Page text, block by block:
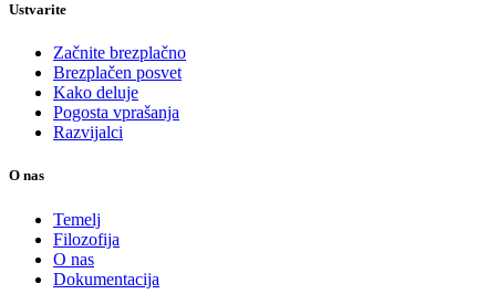
Ustvarite
Začnite brezplačno
Brezplačen posvet
Kako deluje
Pogosta vprašanja
Razvijalci
O nas
Temelj
Filozofija
O nas
Dokumentacija